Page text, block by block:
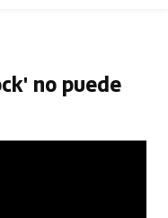
no puede